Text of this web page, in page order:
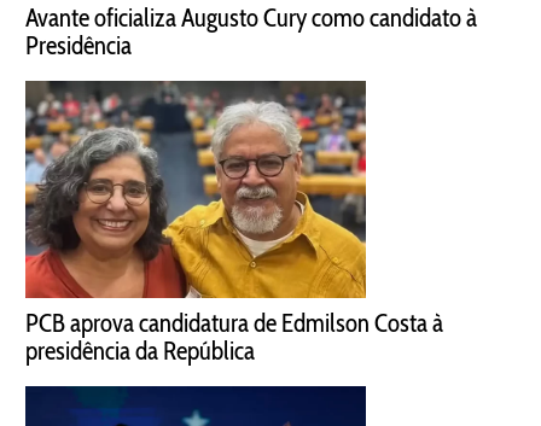
Avante oficializa Augusto Cury como candidato à
Presidência
PCB aprova candidatura de Edmilson Costa à
presidência da República